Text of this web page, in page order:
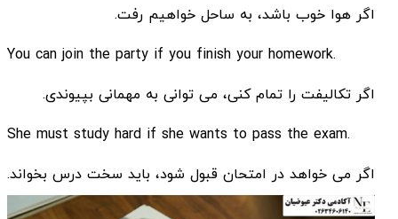
اگر هوا خوب باشد، به ساحل خواهیم رفت.
.You can join the party if you finish your homework
اگر تکالیفت را تمام کنی، می توانی به مهمانی بپیوندی.
.She must study hard if she wants to pass the exam
اگر می خواهد در امتحان قبول شود، باید سخت درس بخواند.